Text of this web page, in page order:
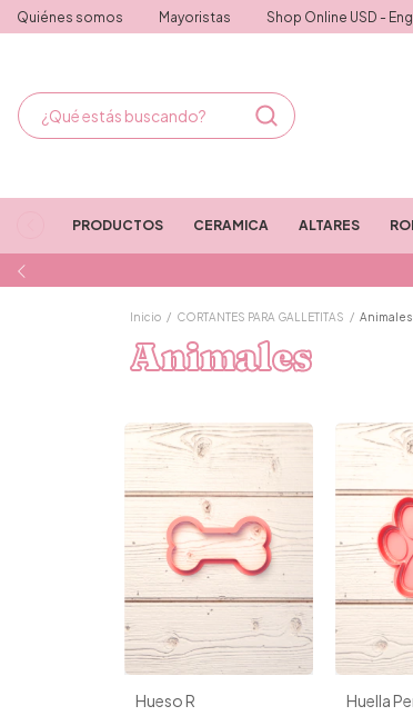
Quiénes somos Mayoristas Shop Online USD -
PRODUCTOS CERAMICA ALTARES
Inicio / CORTANTES PARA GALLETITAS / Animales
Animales
Hueso R Huella